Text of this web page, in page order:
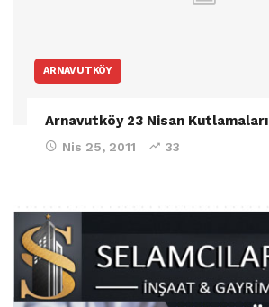
ARNAVUTKÖY
Arnavutköy 23 Nisan Kutlamaları
Nis 25, 2011 33